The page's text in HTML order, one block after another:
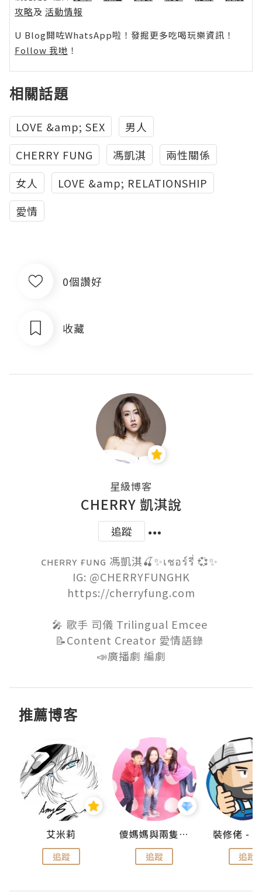
攻略及 活動情報
U Blog開咗WhatsApp啦！發掘更多吃喝玩樂資訊！
Follow 我哋 ！
相關話題
LOVE &amp; SEX
男人
CHERRY FUNG
馮凱淇
兩性關係
女人
LOVE &amp; RELATIONSHIP
愛情
0個讚好
收藏
星級博客
CHERRY 凱淇說
追蹤
ᴄʜᴇʀʀʏ ғᴜɴɢ 馮凱淇🍒✨เชอร์รี่ 💞✨
IG: @CHERRYFUNGHK
https://cherryfung.com
🎤 歌手 司儀 Trilingual Emcee
📝Content Creator 愛情語錄
📣廣播劇 編劇
推薦博客
艾米莉
追蹤
儍媽媽與兩隻小魔怪之家
追蹤 追蹤